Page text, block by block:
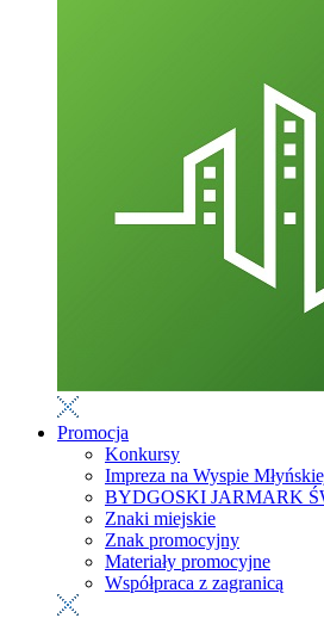
Promocja
Konkursy
Impreza na Wyspie
BYDGOSKI JARMARK
Znaki miejskie
Znak promocyjny
Materiały promocyjne
Współpraca z zagranicą